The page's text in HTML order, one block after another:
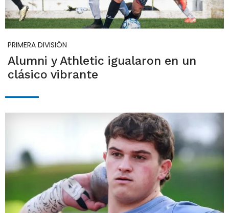
PRIMERA DIVISIÓN
Alumni y Athletic igualaron en un
clásico vibrante